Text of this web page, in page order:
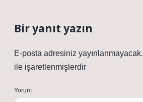
Bir yanıt yazın
E-posta adresiniz yayınlanmayacak.
ile işaretlenmişlerdir
Yorum